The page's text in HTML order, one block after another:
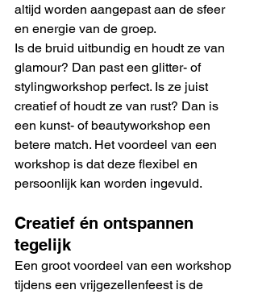
altijd worden aangepast aan de sfeer
en energie van de groep.
Is de bruid uitbundig en houdt ze van
glamour? Dan past een glitter- of
stylingworkshop perfect. Is ze juist
creatief of houdt ze van rust? Dan is
een kunst- of beautyworkshop een
betere match. Het voordeel van een
workshop is dat deze flexibel en
persoonlijk kan worden ingevuld.
Creatief én ontspannen
tegelijk
Een groot voordeel van een workshop
tijdens een vrijgezellenfeest is de